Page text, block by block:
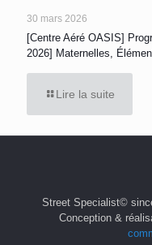
30 mars 2026
[Centre Aéré OASIS]
2026] Maternelles,
Lire la suite
Street Specialist©
Conception &